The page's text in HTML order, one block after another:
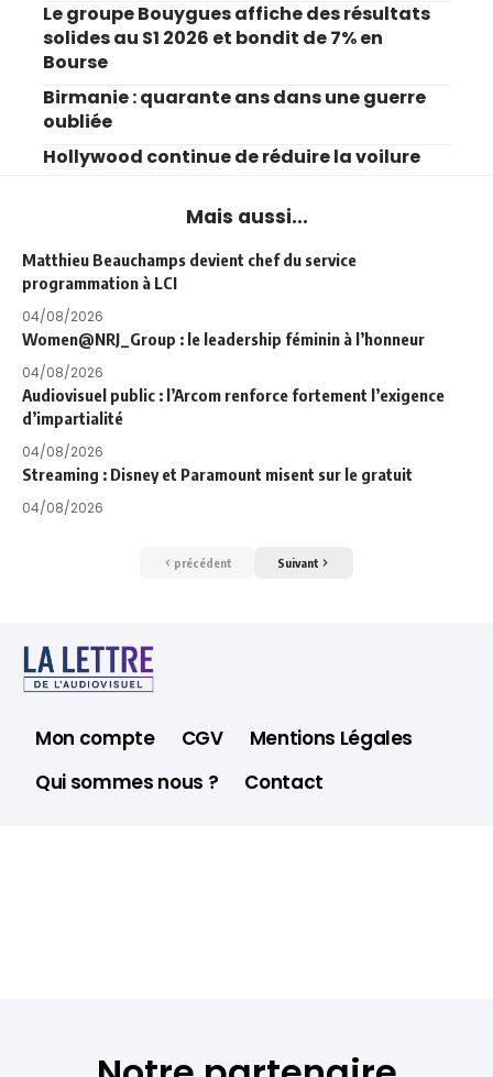
Le groupe Bouygues affiche des résultats
solides au S1 2026 et bondit de 7% en
Bourse
Birmanie : quarante ans dans une guerre
oubliée
Hollywood continue de réduire la voilure
Mais aussi...
Matthieu Beauchamps devient chef du service
programmation à LCI
04/08/2026
Women@NRJ_Group : le leadership féminin à l’honneur
04/08/2026
Audiovisuel public : l’Arcom renforce fortement l’exigence
d’impartialité
04/08/2026
Streaming : Disney et Paramount misent sur le gratuit
04/08/2026
précédent Suivant
Mon compte CGV
Mentions Légales
Qui sommes nous ?
Contact